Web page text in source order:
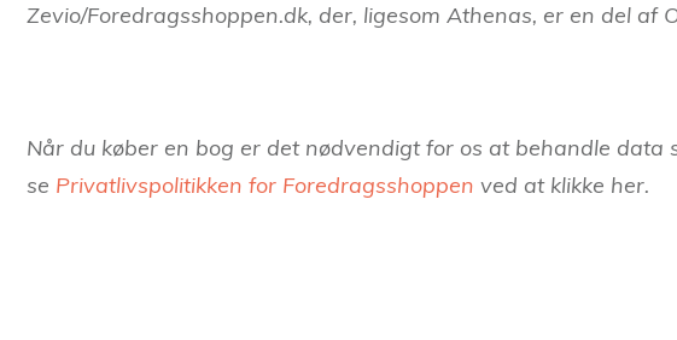
Zevio/Foredragsshoppen.dk, der, ligesom Athenas, er en del af
Når du køber en bog er det nødvendigt for os at behandle
se Privatlivspolitikken for Foredragsshoppen ved at klikke her.